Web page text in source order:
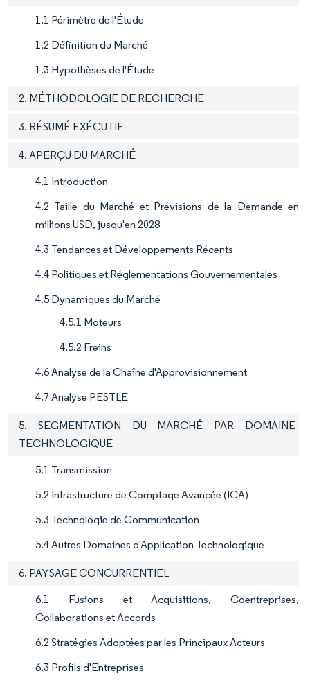
1.1 Périmètre de l'Étude
1.2 Définition du Marché
1.3 Hypothèses de l'Étude
2. MÉTHODOLOGIE DE RECHERCHE
3. RÉSUMÉ EXÉCUTIF
4. APERÇU DU MARCHÉ
4.1 Introduction
4.2 Taille du Marché et Prévisions de la Demande en
millions USD, jusqu'en 2028
4.3 Tendances et Développements Récents
4.4 Politiques et Réglementations Gouvernementales
4.5 Dynamiques du Marché
4.5.1 Moteurs
4.5.2 Freins
4.6 Analyse de la Chaîne d'Approvisionnement
4.7 Analyse PESTLE
5. SEGMENTATION DU MARCHÉ PAR DOMAINE
TECHNOLOGIQUE
5.1 Transmission
5.2 Infrastructure de Comptage Avancée (ICA)
5.3 Technologie de Communication
5.4 Autres Domaines d'Application Technologique
6. PAYSAGE CONCURRENTIEL
6.1 Fusions et Acquisitions, Coentreprises,
Collaborations et Accords
6.2 Stratégies Adoptées par les Principaux Acteurs
6.3 Profils d'Entreprises